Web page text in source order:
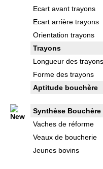
Ecart avant trayons
Ecart arrière trayons
Orientation trayons
Trayons
Longueur des trayons
Forme des trayons
Aptitude bouchère
Synthèse Bouchère
Vaches de réforme
Veaux de boucherie
Jeunes bovins